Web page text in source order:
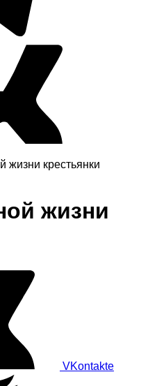
жизни крестьянки
жизни
VKontakte